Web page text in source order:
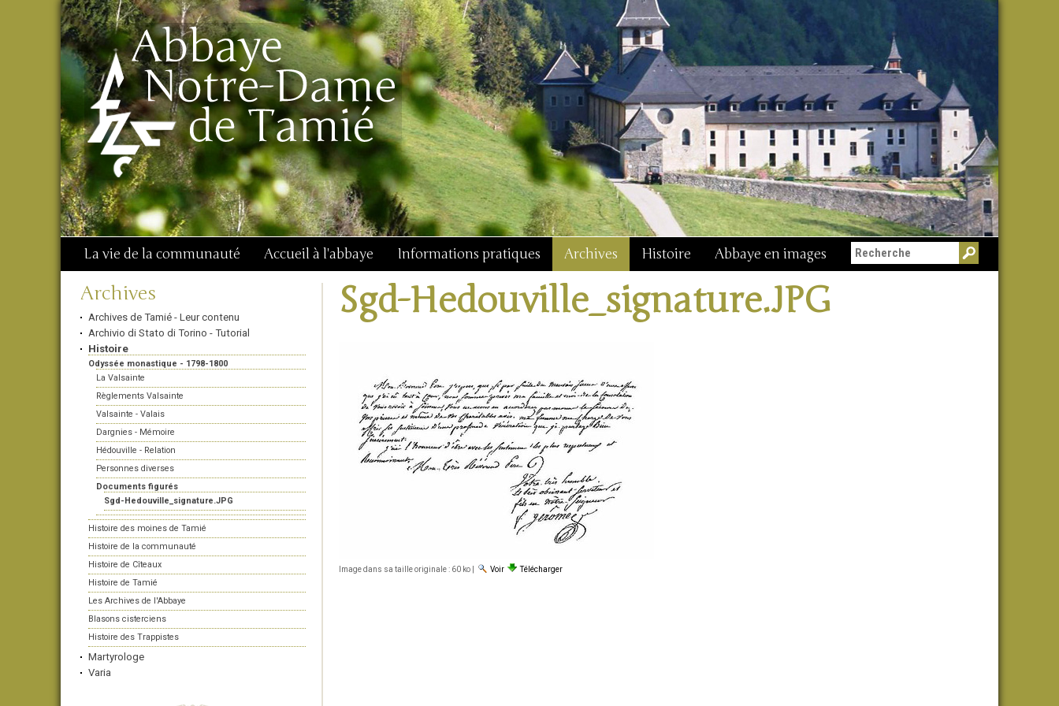
Aller
au
contenu.
|
Aller
à
navigation
Outils
personnels
Chercher par
Recherche
avancée…
La vie de la communauté Accueil à l'abbaye Informations pratiques Archives Histoire Abbaye en images
Navigation
Archives
Archives de Tamié - Leur contenu
Archivio di Stato di Torino - Tutorial
Histoire
Odyssée monastique - 1798-1800
La Valsainte
Règlements Valsainte
Valsainte - Valais
Dargnies - Mémoire
Hédouville - Relation
Personnes diverses
Documents figurés
Sgd-Hedouville_signature.JPG
Histoire des moines de Tamié
Histoire de la communauté
Histoire de Cîteaux
Histoire de Tamié
Les Archives de l'Abbaye
Blasons cisterciens
Histoire des Trappistes
Martyrologe
Varia
Sgd-Hedouville_signature.JPG
Image dans sa taille originale : 60 ko| Voir Télécharger